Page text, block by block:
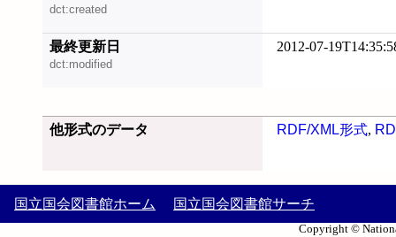
dct:created
最終更新日
dct:modified
2012-07-
他形式のデータ RDF/XML形式,
国立国会図書館ホーム 国立国会図書館サーチ
Copyright ©